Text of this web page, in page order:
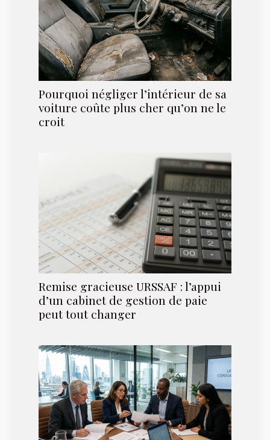
Pourquoi négliger l’intérieur de sa
voiture coûte plus cher qu’on ne le
croit
Remise gracieuse URSSAF : l’appui
d’un cabinet de gestion de paie
peut tout changer